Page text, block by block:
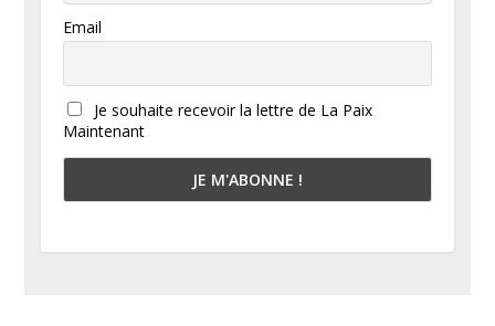
Email
Je souhaite recevoir la lettre de La Paix
Maintenant